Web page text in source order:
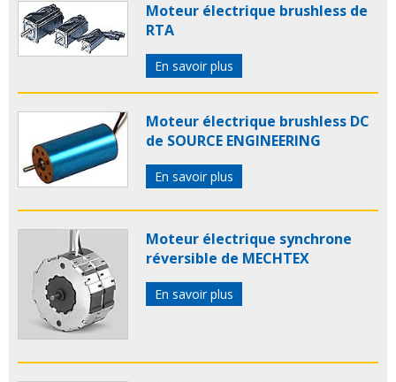
Moteur électrique brushless de
RTA
En savoir plus
Moteur électrique brushless DC
de SOURCE ENGINEERING
En savoir plus
Moteur électrique synchrone
réversible de MECHTEX
En savoir plus